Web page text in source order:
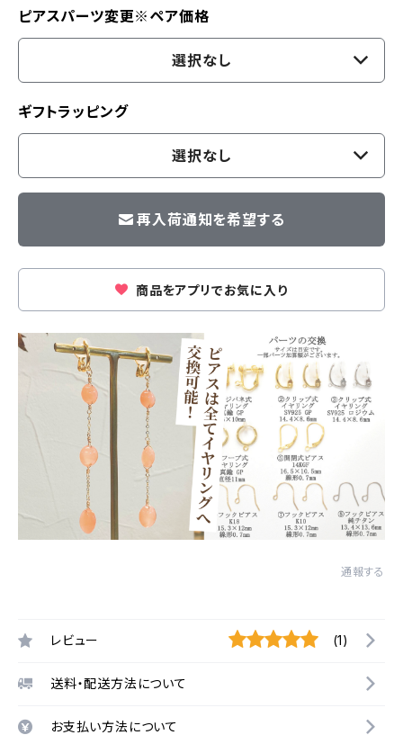
ピアスパーツ変更※ペア価格
選択なし
ギフトラッピング
選択なし
再入荷通知を希望する
商品をアプリでお気に入り
通報する
レビュー (1)
送料・配送方法について
お支払い方法について